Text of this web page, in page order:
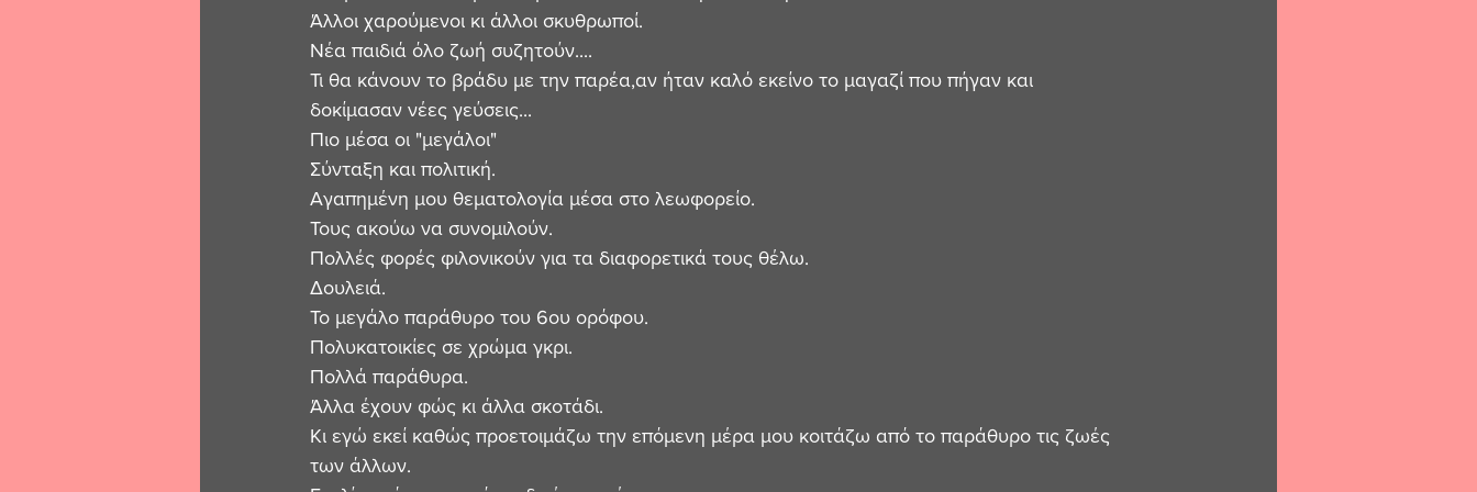
Άλλοι χαρούμενοι κι άλλοι σκυθρωποί.
Νέα παιδιά όλο ζωή συζητούν....
Τι θα κάνουν το βράδυ με την παρέα,αν ήταν καλό εκείνο το μαγαζί που πήγαν και
δοκίμασαν νέες γεύσεις...
Πιο μέσα οι "μεγάλοι"
Σύνταξη και πολιτική.
Αγαπημένη μου θεματολογία μέσα στο λεωφορείο.
Τους ακούω να συνομιλούν.
Πολλές φορές φιλονικούν για τα διαφορετικά τους θέλω.
Δουλειά.
Το μεγάλο παράθυρο του 6ου ορόφου.
Πολυκατοικίες σε χρώμα γκρι.
Πολλά παράθυρα.
Άλλα έχουν φώς κι άλλα σκοτάδι.
Κι εγώ εκεί καθώς προετοιμάζω την επόμενη μέρα μου κοιτάζω από το παράθυρο τις ζωές
των άλλων.